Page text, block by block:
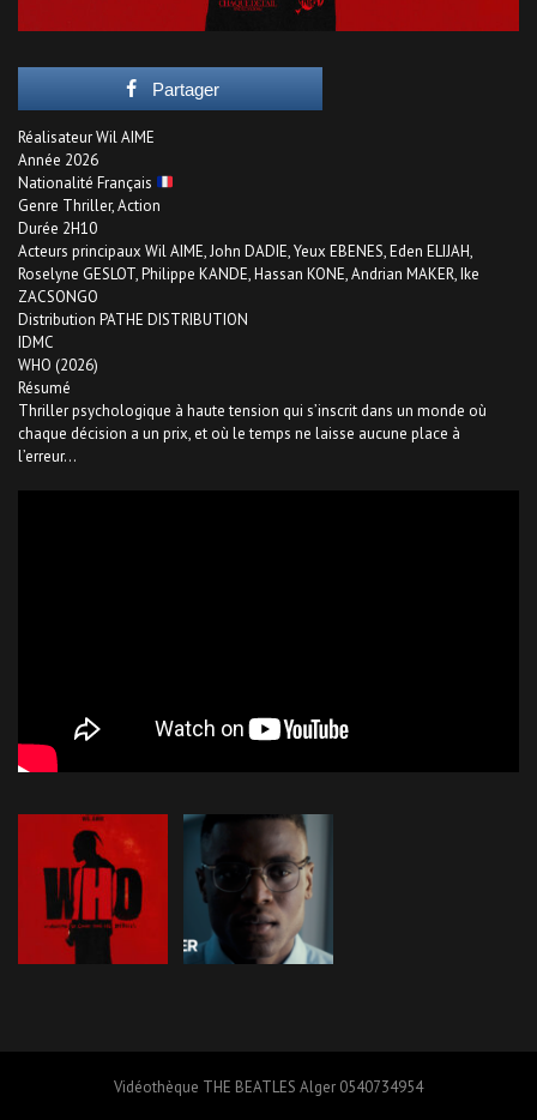
Partager
Réalisateur Wil AIME
Année 2026
Nationalité Français
Genre Thriller, Action
Durée 2H10
Acteurs principaux Wil AIME, John DADIE, Yeux EBENES, Eden ELIJAH,
Roselyne GESLOT, Philippe KANDE, Hassan KONE, Andrian MAKER, Ike
ZACSONGO
Distribution PATHE DISTRIBUTION
IDMC
WHO (2026)
Résumé
Thriller psychologique à haute tension qui s’inscrit dans un monde où
chaque décision a un prix, et où le temps ne laisse aucune place à
l’erreur…
Vidéothèque THE BEATLES Alger 0540734954